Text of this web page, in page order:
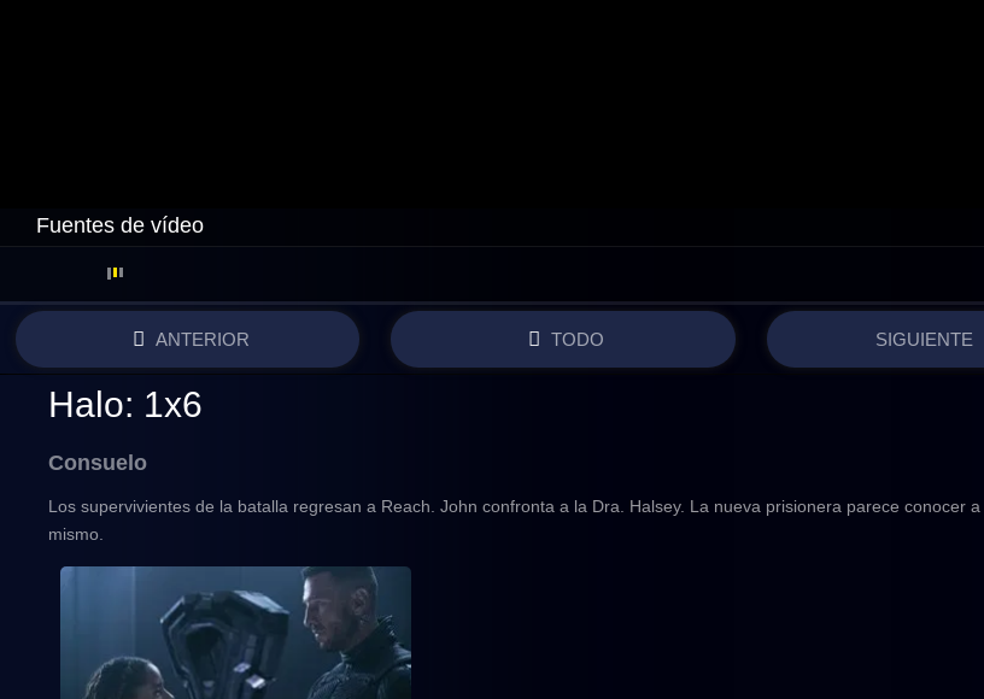
Fuentes de vídeo
Free
ANTERIOR TODO SIGUIENTE
Halo: 1x6
Consuelo
Los supervivientes de la batalla regresan a Reach. John confronta a la Dra. Halsey. La nueva prisionera parece conocer
mismo.